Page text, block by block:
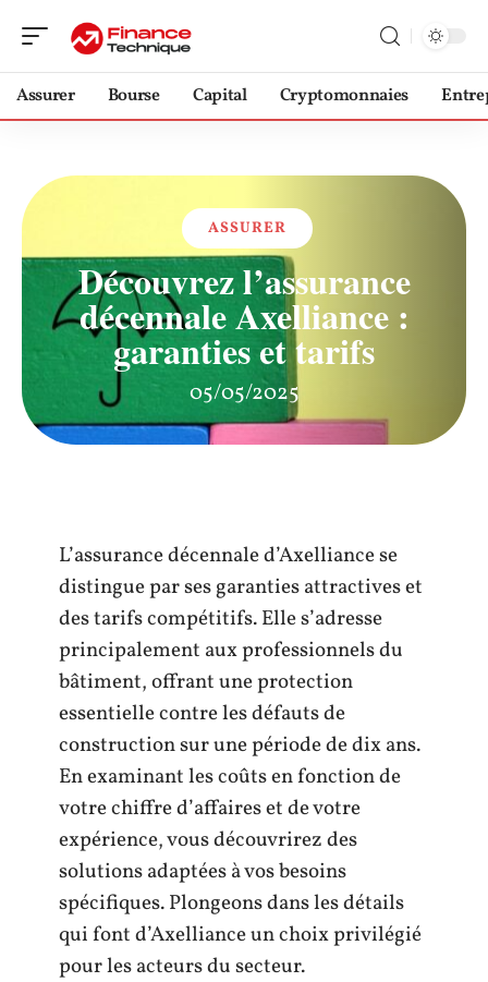
Assurer Bourse Capital Cryptomonnaies
ASSURER
Découvrez l’assurance
décennale Axelliance :
garanties et tarifs
05/05/2025
L’assurance décennale d’Axelliance se
distingue par ses garanties attractives et
des tarifs compétitifs. Elle s’adresse
principalement aux professionnels du
bâtiment, offrant une protection
essentielle contre les défauts de
construction sur une période de dix ans.
En examinant les coûts en fonction de
votre chiffre d’affaires et de votre
expérience, vous découvrirez des
solutions adaptées à vos besoins
spécifiques. Plongeons dans les détails
qui font d’Axelliance un choix privilégié
pour les acteurs du secteur.